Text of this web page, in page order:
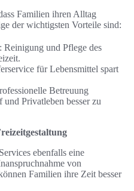
Familien ihren Alltag
der wichtigsten Vorteile sind:
: Reinigung und Pflege des
für Lebensmittel spart
Betreuung
Privatleben besser zu
ebenfalls eine
von
Familien ihre Zeit besser